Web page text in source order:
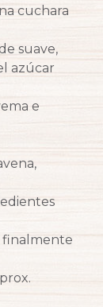
cuchara
suave,
azúcar
e
finalmente